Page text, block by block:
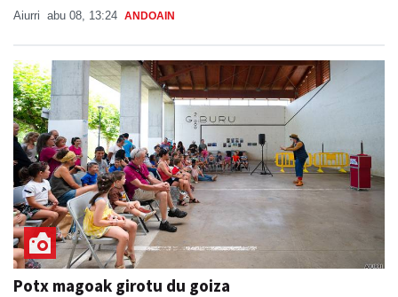
Aiurri abu 08, 13:24 ANDOAIN
Potx magoak girotu du goiza